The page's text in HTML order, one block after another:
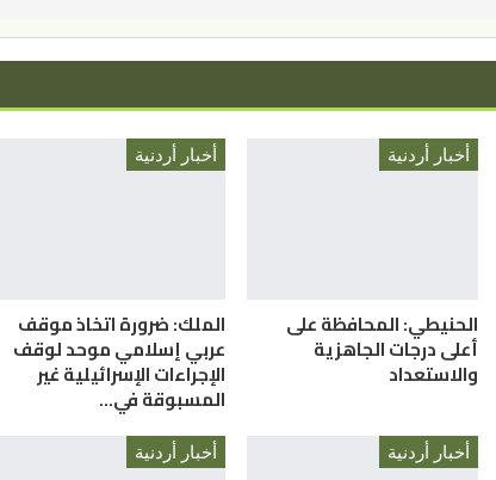
أخبار أردنية
الحنيطي: المحافظة على
أعلى درجات الجاهزية
والاستعداد
أخبار أردنية
الملك: ضرورة اتخاذ موقف
عربي إسلامي موحد لوقف
الإجراءات الإسرائيلية غير
المسبوقة في…
أخبار أردنية أخبار أردنية